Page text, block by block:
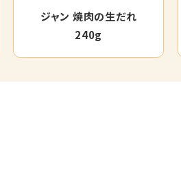
ジャン 焼肉の生だれ
240g